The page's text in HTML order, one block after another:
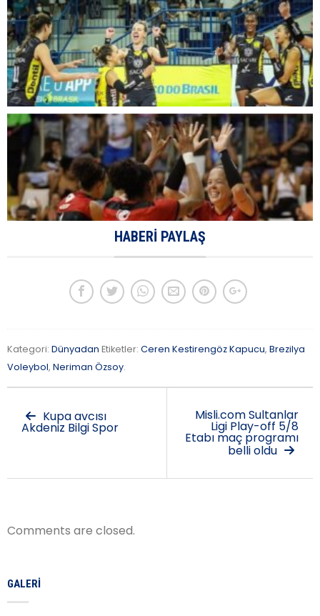
HABERI PAYLAŞ
Kategori: Dünyadan Etiketler: Ceren Kestirengöz Kapucu, Brezilya
Voleybol, Neriman Özsoy.
Kupa avcısı
Akdeniz Bilgi Spor
Misli.com Sultanlar
Ligi Play-off 5/8
Etabı maç programı
belli oldu
Comments are closed.
GALERI